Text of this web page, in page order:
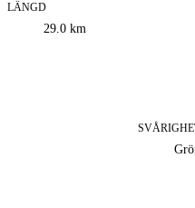
Information
LÄNGD
29.0 km